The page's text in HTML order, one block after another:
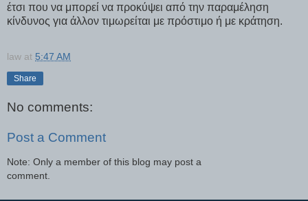
έτσι που να μπορεί να προκύψει από την παραμέληση
κίνδυνος για άλλον τιμωρείται με πρόστιμο ή με κράτηση.
law at 5:47 AM
Share
No comments:
Post a Comment
Note: Only a member of this blog may post a
comment.